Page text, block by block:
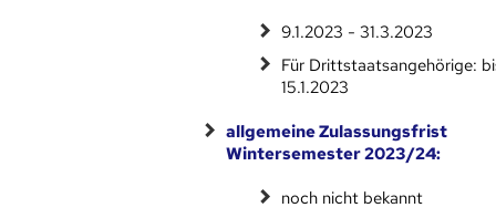
9.1.2023 - 31.3.2023
Für Drittstaatsangehörige:
15.1.2023
allgemeine Zulassungsfrist
Wintersemester 2023/24:
noch nicht bekannt